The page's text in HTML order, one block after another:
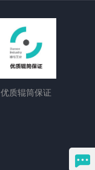
优质辊筒保证